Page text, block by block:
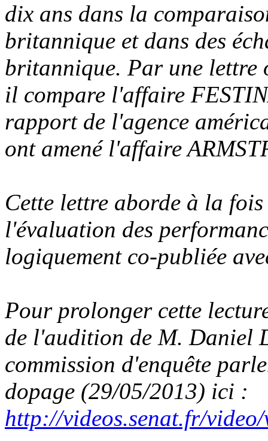
dix ans dans la
britannique et dans des
britannique. Par une lettre
il compare l'affaire
rapport de l'agence
ont amené l'affaire
Cette lettre aborde à la
l'évaluation des
logiquement co-publiée
Pour prolonger cette
de l'audition de M. Daniel
commission d'enquête
dopage (29/05/2013) ici :
http://videos.senat.fr/